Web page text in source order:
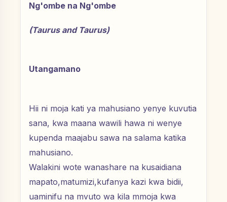
Ng'ombe na Ng'ombe
(Taurus and Taurus)
Utangamano
Hii ni moja kati ya mahusiano yenye kuvutia
sana, kwa maana wawili hawa ni wenye
kupenda maajabu sawa na salama katika
mahusiano.
Walakini wote wanashare na kusaidiana
mapato,matumizi,kufanya kazi kwa bidii,
uaminifu na mvuto wa kila mmoja kwa